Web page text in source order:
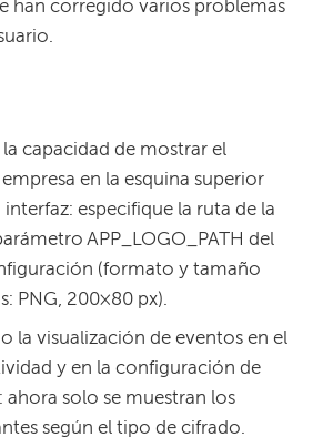
han corregido varios problemas
capacidad de mostrar el
en la esquina superior
especifique la ruta de la
APP_LOGO_PATH del
(formato y tamaño
PNG, 200×80 px).
la visualización de eventos en el
y en la configuración de
solo se muestran los
según el tipo de cifrado.